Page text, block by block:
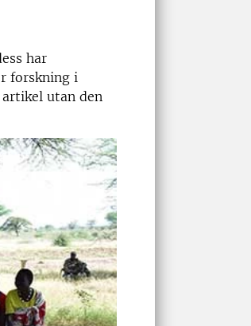
har
forskning i
utan den